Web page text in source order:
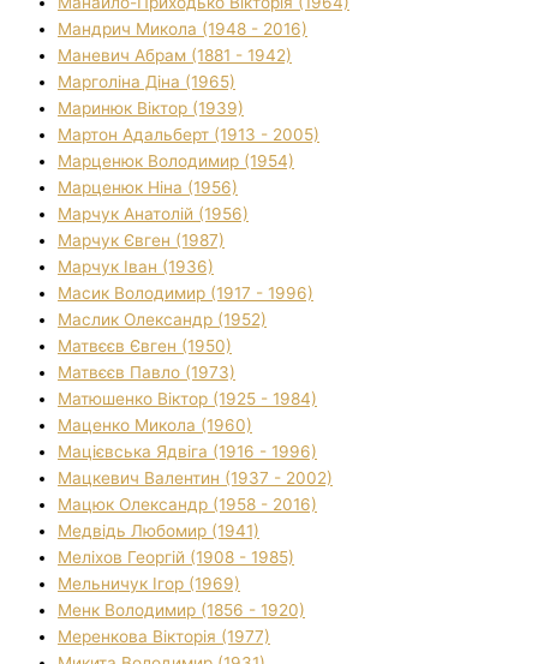
Мандрич Микола (1948 - 2016)
Маневич Абрам (1881 - 1942)
Марголіна Діна (1965)
Маринюк Віктор (1939)
Мартон Адальберт (1913 - 2005)
Марценюк Володимир (1954)
Марценюк Ніна (1956)
Марчук Анатолій (1956)
Марчук Євген (1987)
Марчук Іван (1936)
Масик Володимир (1917 - 1996)
Маслик Олександр (1952)
Матвєєв Євген (1950)
Матвєєв Павло (1973)
Матюшенко Віктор (1925 - 1984)
Маценко Микола (1960)
Мацієвська Ядвіга (1916 - 1996)
Мацкевич Валентин (1937 - 2002)
Мацюк Олександр (1958 - 2016)
Медвідь Любомир (1941)
Меліхов Георгій (1908 - 1985)
Мельничук Ігор (1969)
Менк Володимир (1856 - 1920)
Меренкова Вікторія (1977)